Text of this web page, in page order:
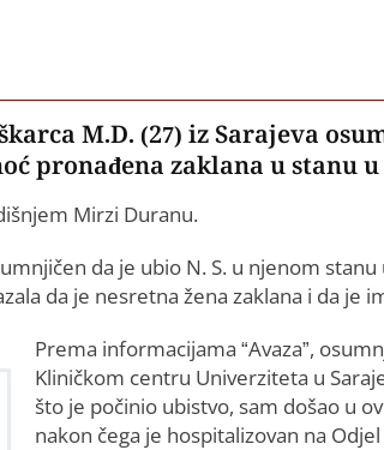
M.D. (27) iz Sarajeva
pronađena zaklana u stanu
Mirzi Duranu.
da je ubio N. S. u njenom stanu
da je nesretna žena zaklana i da je
Prema informacijama “Avaza”,
Kliničkom centru Univerziteta u
što je počinio ubistvo, sam došao u
nakon čega je hospitalizovan na